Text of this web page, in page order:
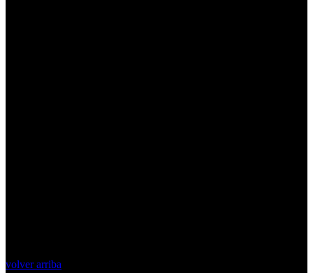
volver arriba